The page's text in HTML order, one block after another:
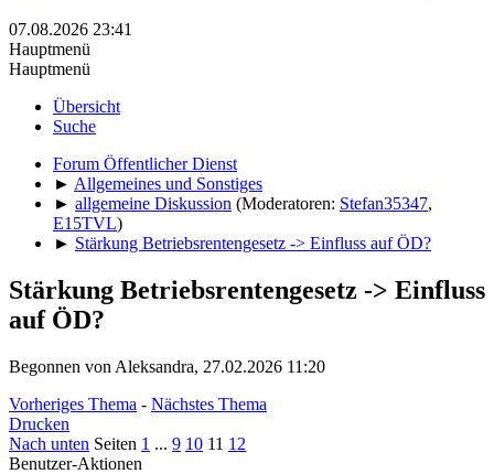
07.08.2026 23:41
Hauptmenü
Hauptmenü
Übersicht
Suche
Forum Öffentlicher Dienst
► Allgemeines und Sonstiges
► allgemeine Diskussion (Moderatoren: Stefan35347,
E15TVL)
► Stärkung Betriebsrentengesetz -> Einfluss auf ÖD?
Stärkung Betriebsrentengesetz -> Einfluss
auf ÖD?
Begonnen von Aleksandra, 27.02.2026 11:20
Vorheriges Thema - Nächstes Thema
Drucken
Nach unten Seiten 1 ... 9 10 11 12
Benutzer-Aktionen